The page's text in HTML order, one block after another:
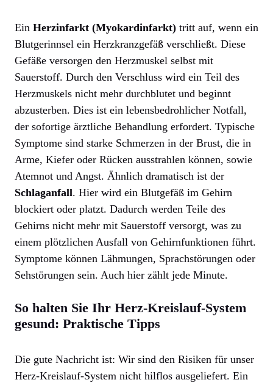
Ein Herzinfarkt (Myokardinfarkt) tritt auf, wenn ein
Blutgerinnsel ein Herzkranzgefäß verschließt. Diese
Gefäße versorgen den Herzmuskel selbst mit
Sauerstoff. Durch den Verschluss wird ein Teil des
Herzmuskels nicht mehr durchblutet und beginnt
abzusterben. Dies ist ein lebensbedrohlicher Notfall,
der sofortige ärztliche Behandlung erfordert. Typische
Symptome sind starke Schmerzen in der Brust, die in
Arme, Kiefer oder Rücken ausstrahlen können, sowie
Atemnot und Angst. Ähnlich dramatisch ist der
Schlaganfall. Hier wird ein Blutgefäß im Gehirn
blockiert oder platzt. Dadurch werden Teile des
Gehirns nicht mehr mit Sauerstoff versorgt, was zu
einem plötzlichen Ausfall von Gehirnfunktionen führt.
Symptome können Lähmungen, Sprachstörungen oder
Sehstörungen sein. Auch hier zählt jede Minute.
So halten Sie Ihr Herz-Kreislauf-System
gesund: Praktische Tipps
Die gute Nachricht ist: Wir sind den Risiken für unser
Herz-Kreislauf-System nicht hilflos ausgeliefert. Ein